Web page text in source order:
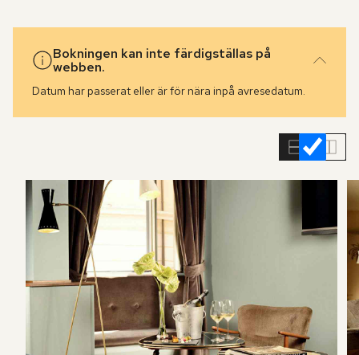
Bokningen kan inte färdigställas på
webben.
Datum har passerat eller är för nära inpå avresedatum.
Hoppa